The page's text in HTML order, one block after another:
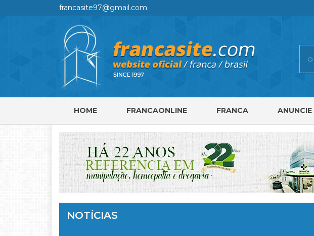
francasite97@gmail.com
HOME FRANCAONLINE FRANCA ANUNCIE
NOTÍCIAS